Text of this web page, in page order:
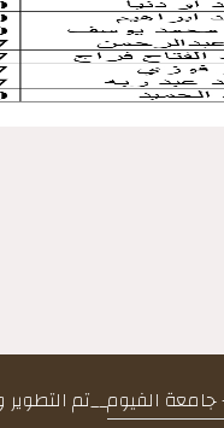
- جامعة الفيوم__تم